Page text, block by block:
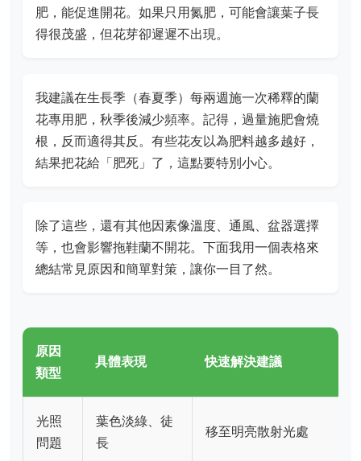
肥，能促進開花。如果只用氮肥，可能會讓葉子長
得很茂盛，但花芽卻遲遲不出現。
我建議在生長季（春夏季）每兩週施一次稀釋的蘭
花專用肥，秋季後減少頻率。記得，過量施肥會燒
根，反而適得其反。有些花友以為肥料越多越好，
結果把花給「肥死」了，這點要特別小心。
除了這些，還有其他因素像溫度、通風、盆器選擇
等，也會影響拖鞋蘭不開花。下面我用一個表格來
總結常見原因和簡單對策，讓你一目了然。
原因
類型
具體表現 快速解決建議
光照
問題
葉色淡綠、徒
長
移至明亮散射光處